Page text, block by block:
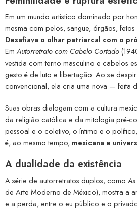
Em um mundo artístico dominado por
mesma com pelos, sangue, órgãos,
Desafiava o olhar patriarcal com o
Em Autorretrato com Cabelo Cortado
vestida com terno masculino e cabelos
gesto é de luto e libertação. Ao se
convencional, ela cria uma nova — feita
Suas obras dialogam com a cultura
da religião católica e da mitologia pré-
pessoal e o coletivo, o íntimo e o
é, ao mesmo tempo, mexicana e
A dualidade da existência
A série de autorretratos duplos, como
de Arte Moderno de México), mostra a
e a perda, entre o eu público e o